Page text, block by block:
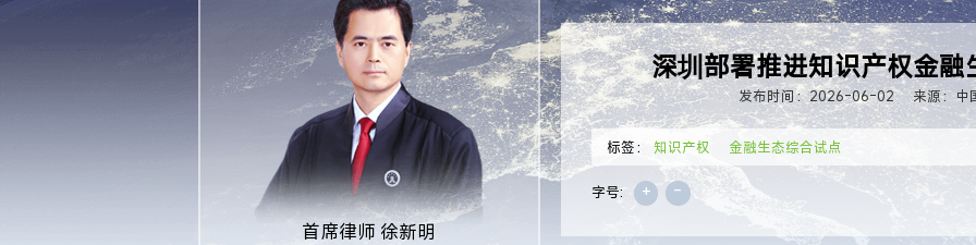
首席律师 徐新明
深圳部署推进知识产权金
发布时间：2026-06-02 来源：中
标签： 知识产权 金融生态综合试点
字号: + -